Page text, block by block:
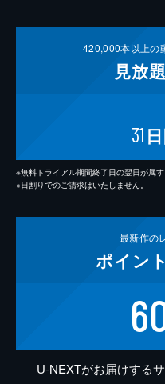
420,000本以上の
見放題
31
※無料トライアル期間終了日の翌日が属
※日割りでのご請求はいたしません。
最新作の
ポイント
U-NEXTがお届けする